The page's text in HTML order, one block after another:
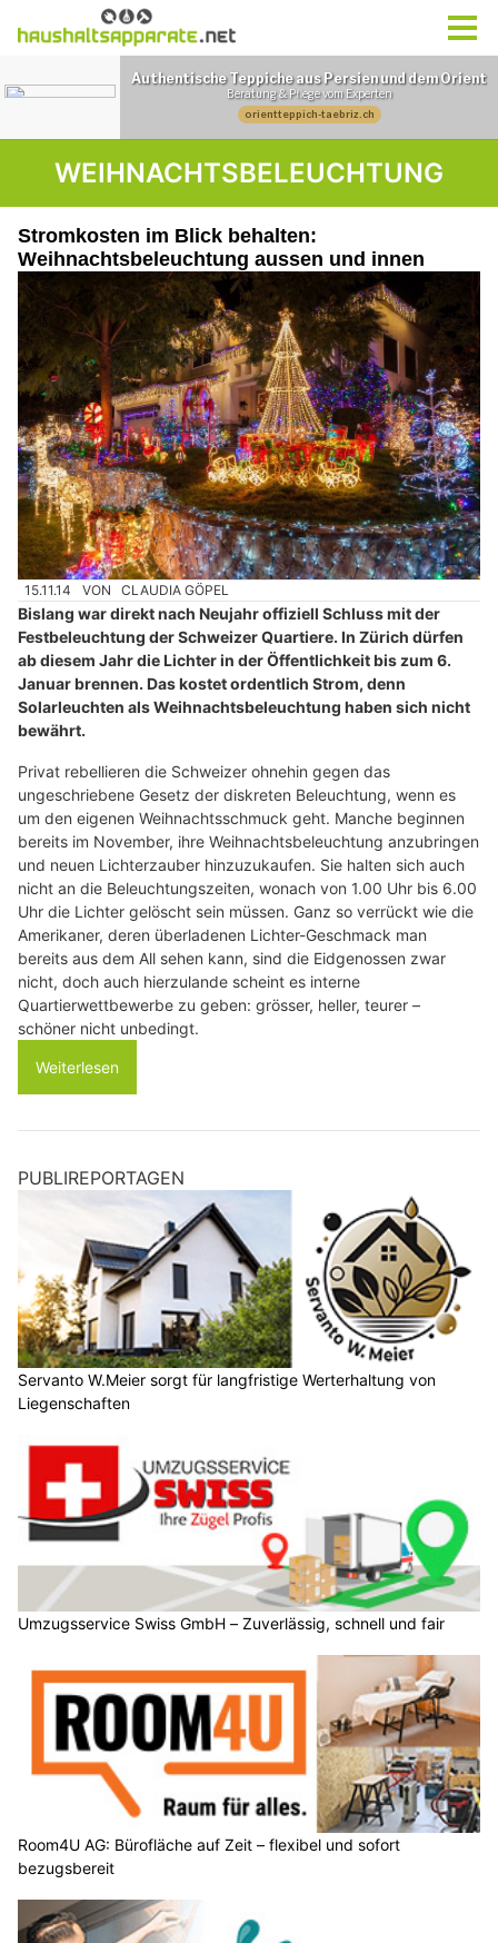
WEIHNACHTSBELEUCHTUNG
Stromkosten im Blick behalten:
Weihnachtsbeleuchtung aussen und innen
15.11.14 VON CLAUDIA GÖPEL
Bislang war direkt nach Neujahr offiziell Schluss mit der
Festbeleuchtung der Schweizer Quartiere. In Zürich dürfen
ab diesem Jahr die Lichter in der Öffentlichkeit bis zum 6.
Januar brennen. Das kostet ordentlich Strom, denn
Solarleuchten als Weihnachtsbeleuchtung haben sich nicht
bewährt.
Privat rebellieren die Schweizer ohnehin gegen das
ungeschriebene Gesetz der diskreten Beleuchtung, wenn es
um den eigenen Weihnachtsschmuck geht. Manche beginnen
bereits im November, ihre Weihnachtsbeleuchtung anzubringen
und neuen Lichterzauber hinzuzukaufen. Sie halten sich auch
nicht an die Beleuchtungszeiten, wonach von 1.00 Uhr bis 6.00
Uhr die Lichter gelöscht sein müssen. Ganz so verrückt wie die
Amerikaner, deren überladenen Lichter-Geschmack man
bereits aus dem All sehen kann, sind die Eidgenossen zwar
nicht, doch auch hierzulande scheint es interne
Quartierwettbewerbe zu geben: grösser, heller, teurer –
schöner nicht unbedingt.
Weiterlesen
PUBLIREPORTAGEN
Servanto W.Meier sorgt für langfristige Werterhaltung von
Liegenschaften
Umzugsservice Swiss GmbH – Zuverlässig, schnell und fair
Room4U AG: Bürofläche auf Zeit – flexibel und sofort
bezugsbereit